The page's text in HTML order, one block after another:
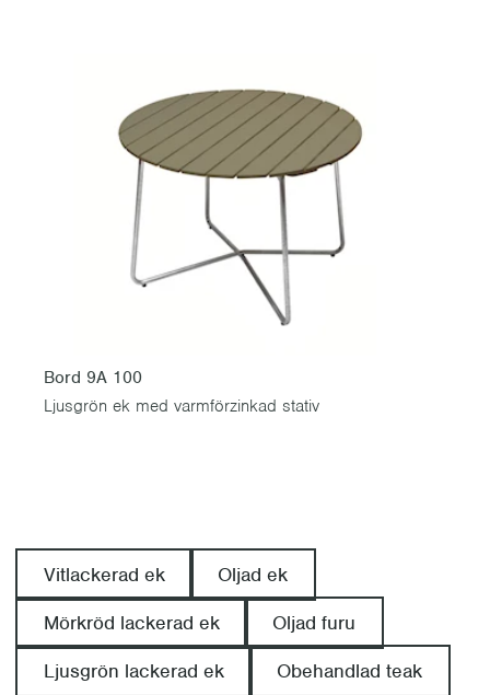
Bord 9A 100
Ljusgrön ek med varmförzinkad stativ
Vitlackerad ek
Oljad ek
Mörkröd lackerad ek
Oljad furu
Ljusgrön lackerad ek
Obehandlad teak